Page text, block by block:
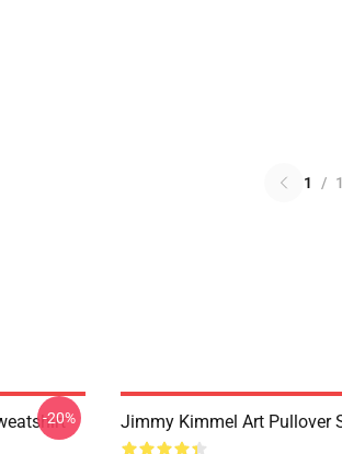
1 / 1
-20% Jimmy Kimmel Art Pullover